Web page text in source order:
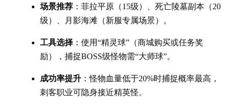
场景推荐 ：菲拉平原（15级）、死亡陵墓副本（20
级）、月影海滩（新服专属场景）。
工具选择 ：使用“精灵球”（商城购买或任务奖
励），捕捉BOSS级怪物需“大师球”。
成功率提升 ：怪物血量低于20%时捕捉概率最高，
刺客职业可隐身接近精英怪。